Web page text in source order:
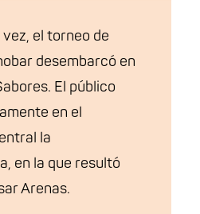
el torneo de
desembarcó en
El público
en el
la
en la que resultó
Arenas.